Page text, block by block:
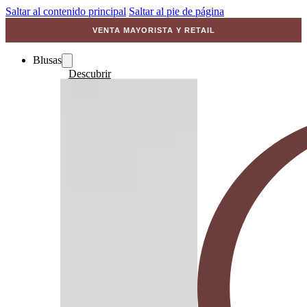
Saltar al contenido principal Saltar al pie de página
VENTA MAYORISTA Y RETAIL
Blusas
Descubrir